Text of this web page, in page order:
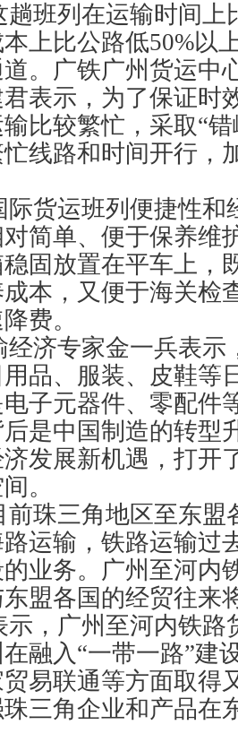
趟班列在运输时间上
上比公路低50%以
。广铁广州货运中
表示，为了保证时
比较繁忙，采取“
线路和时间开行，
际货运班列便捷性和
简单、便于保养维
固放置在平车上，
本，又便于海关检
费。
经济专家金一兵表示
品、服装、皮鞋等
子元器件、零配件
是中国制造的转型
发展新机遇，打开
。
前珠三角地区至东盟
运输，铁路运输过
业务。广州至河内
盟各国的经贸往来
示，广州至河内铁路
融入“一带一路”建
易联通等方面取得
三角企业和产品在